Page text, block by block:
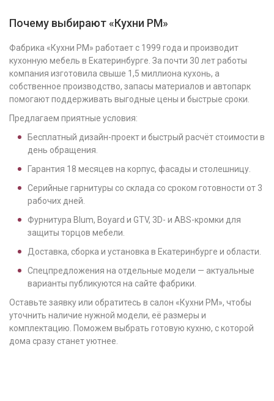
Почему выбирают «Кухни РМ»
Фабрика «Кухни РМ» работает с 1999 года и производит
кухонную мебель в Екатеринбурге. За почти 30 лет работы
компания изготовила свыше 1,5 миллиона кухонь, а
собственное производство, запасы материалов и автопарк
помогают поддерживать выгодные цены и быстрые сроки.
Предлагаем приятные условия:
Бесплатный дизайн-проект и быстрый расчёт стоимости в
день обращения.
Гарантия 18 месяцев на корпус, фасады и столешницу.
Серийные гарнитуры со склада со сроком готовности от 3
рабочих дней.
Фурнитура Blum, Boyard и GTV, 3D- и ABS-кромки для
защиты торцов мебели.
Доставка, сборка и установка в Екатеринбурге и области.
Спецпредложения на отдельные модели — актуальные
варианты публикуются на сайте фабрики.
Оставьте заявку или обратитесь в салон «Кухни РМ», чтобы
уточнить наличие нужной модели, её размеры и
комплектацию. Поможем выбрать готовую кухню, с которой
дома сразу станет уютнее.